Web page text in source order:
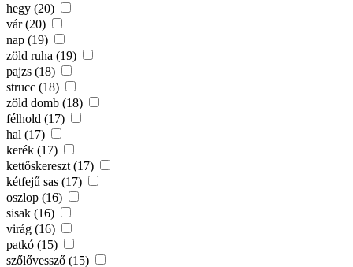
hegy (20)
vár (20)
nap (19)
zöld ruha (19)
pajzs (18)
strucc (18)
zöld domb (18)
félhold (17)
hal (17)
kerék (17)
kettőskereszt (17)
kétfejű sas (17)
oszlop (16)
sisak (16)
virág (16)
patkó (15)
szőlővessző (15)